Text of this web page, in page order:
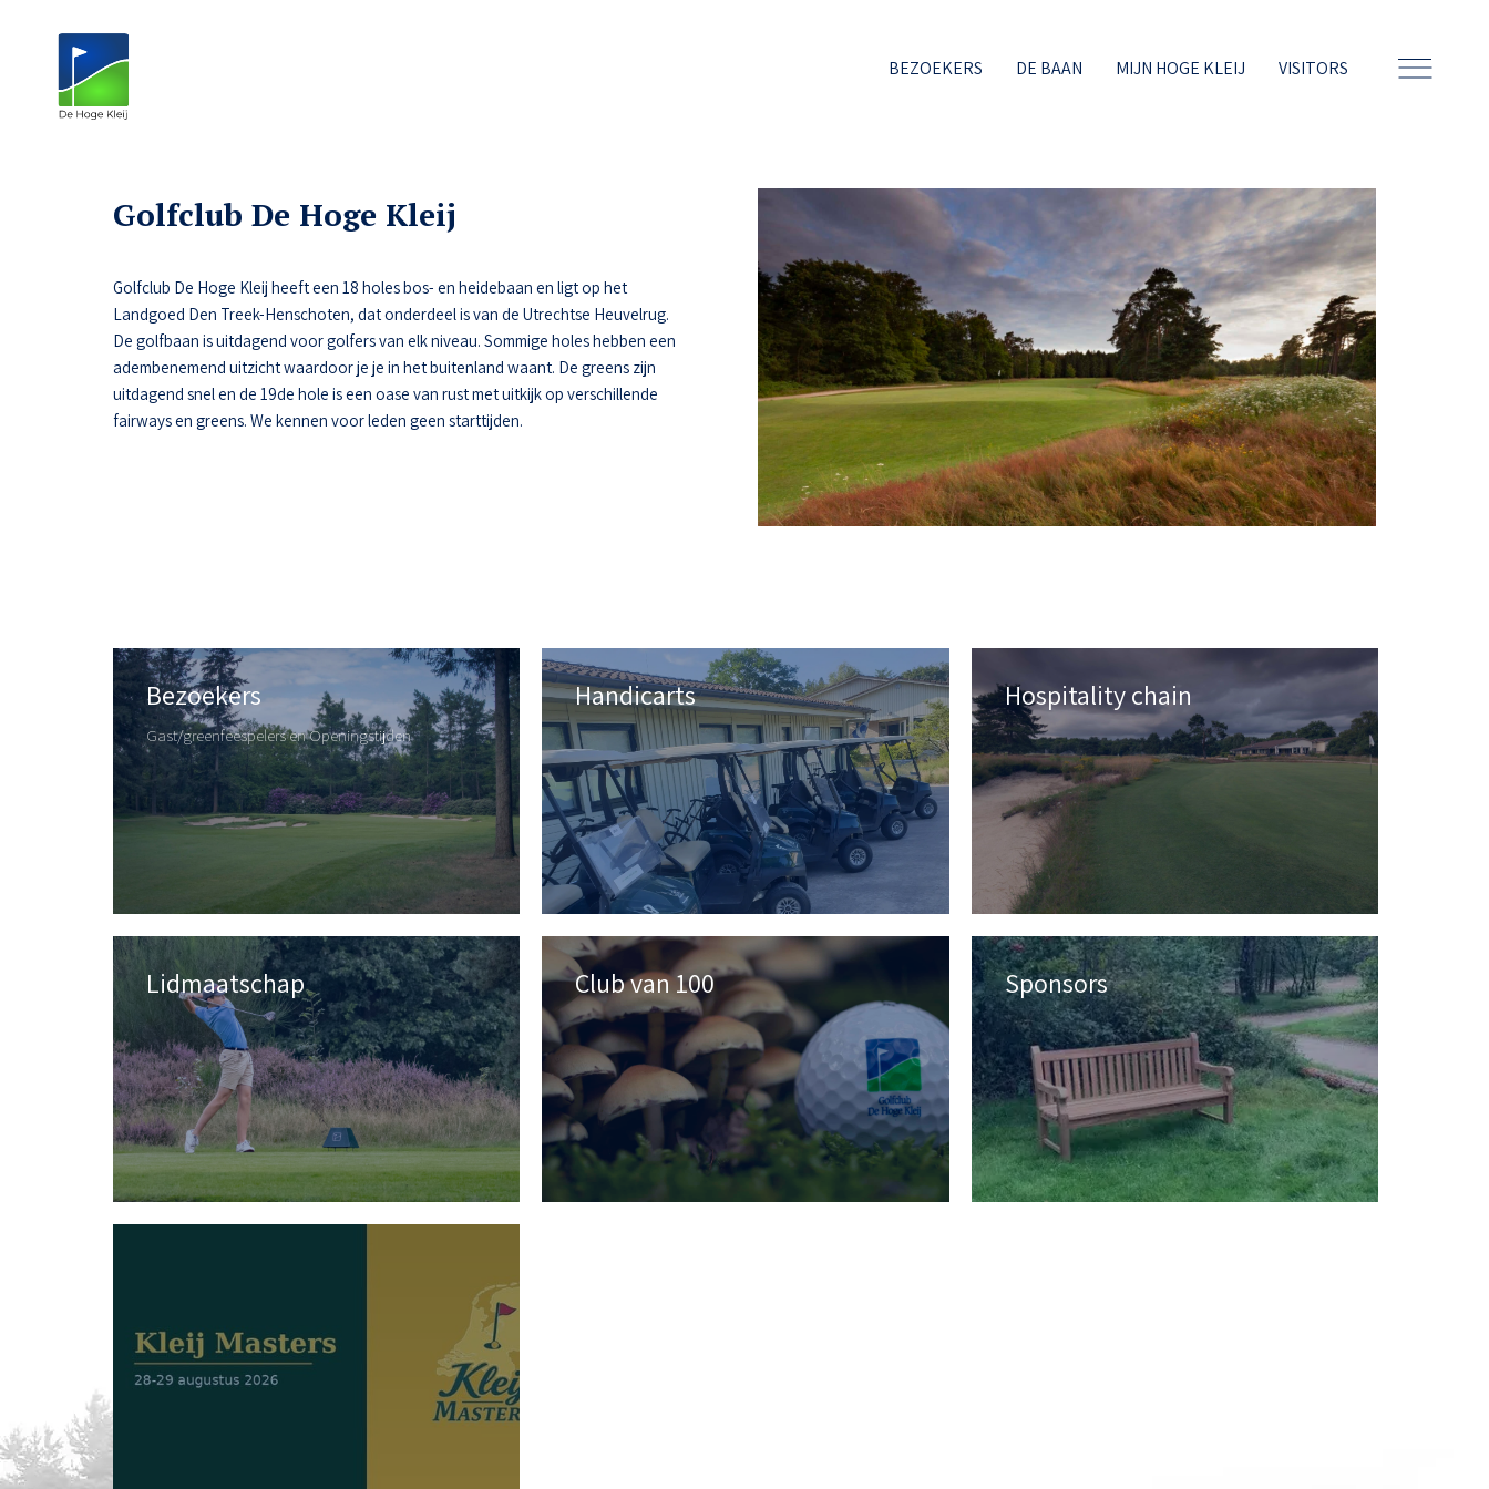
BEZOEKERS DE BAAN MIJN HOGE KLEIJ VISITORS
Golfclub De Hoge Kleij
Golfclub De Hoge Kleij heeft een 18 holes bos- en heidebaan en ligt op het
Landgoed Den Treek-Henschoten, dat onderdeel is van de Utrechtse Heuvelrug.
De golfbaan is uitdagend voor golfers van elk niveau. Sommige holes hebben een
adembenemend uitzicht waardoor je je in het buitenland waant. De greens zijn
uitdagend snel en de 19de hole is een oase van rust met uitkijk op verschillende
fairways en greens. We kennen voor leden geen starttijden.
Bezoekers
Gast/greenfeespelers en Openingstijden
Handicarts Hospitality chain
Lidmaatschap Club van 100 Sponsors